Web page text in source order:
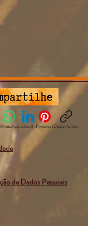
LinkedInPinterestCopier le lien
de Dados Pessoais